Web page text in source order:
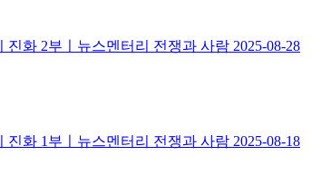
진화 2부ㅣ뉴스멘터리 전쟁과 사람 2025-08-28
진화 1부ㅣ뉴스멘터리 전쟁과 사람 2025-08-18